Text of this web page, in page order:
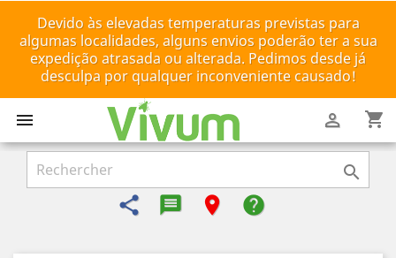
Devido às elevadas temperaturas previstas para
algumas localidades, alguns envios poderão ter a sua
expedição atrasada ou alterada. Pedimos desde já
desculpa por qualquer inconveniente causado!
 shopping_cart


share message-reply-text
room help